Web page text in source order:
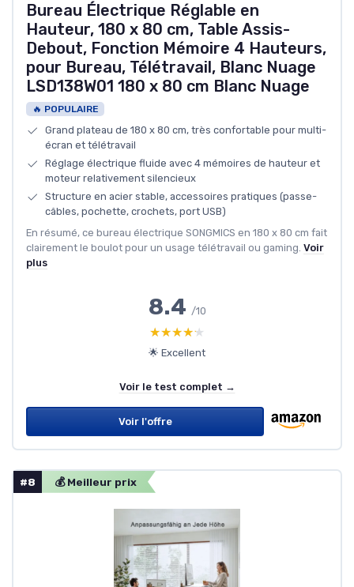
Bureau Électrique Réglable en
Hauteur, 180 x 80 cm, Table Assis-
Debout, Fonction Mémoire 4 Hauteurs,
pour Bureau, Télétravail, Blanc Nuage
LSD138W01 180 x 80 cm Blanc Nuage
🔥 POPULAIRE
Grand plateau de 180 x 80 cm, très confortable pour multi-
écran et télétravail
Réglage électrique fluide avec 4 mémoires de hauteur et
moteur relativement silencieux
Structure en acier stable, accessoires pratiques (passe-
câbles, pochette, crochets, port USB)
En résumé, ce bureau électrique SONGMICS en 180 x 80 cm fait
clairement le boulot pour un usage télétravail ou gaming. Voir
plus
8.4 /10
★★★★★
★★★★★
🌟 Excellent
Voir le test complet →
Voir l'offre
#8 💰 Meilleur prix